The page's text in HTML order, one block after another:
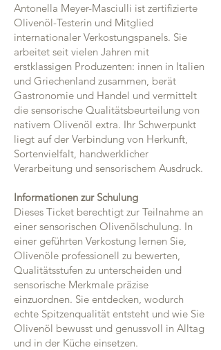
Antonella Meyer-Masciulli ist zertifizierte
Olivenöl-Testerin und Mitglied
internationaler Verkostungspanels. Sie
arbeitet seit vielen Jahren mit
erstklassigen Produzenten: innen in Italien
und Griechenland zusammen, berät
Gastronomie und Handel und vermittelt
die sensorische Qualitätsbeurteilung von
nativem Olivenöl extra. Ihr Schwerpunkt
liegt auf der Verbindung von Herkunft,
Sortenvielfalt, handwerklicher
Verarbeitung und sensorischem Ausdruck.
Informationen zur Schulung
Dieses Ticket berechtigt zur Teilnahme an
einer sensorischen Olivenölschulung. In
einer geführten Verkostung lernen Sie,
Olivenöle professionell zu bewerten,
Qualitätsstufen zu unterscheiden und
sensorische Merkmale präzise
einzuordnen. Sie entdecken, wodurch
echte Spitzenqualität entsteht und wie Sie
Olivenöl bewusst und genussvoll in Alltag
und in der Küche einsetzen.